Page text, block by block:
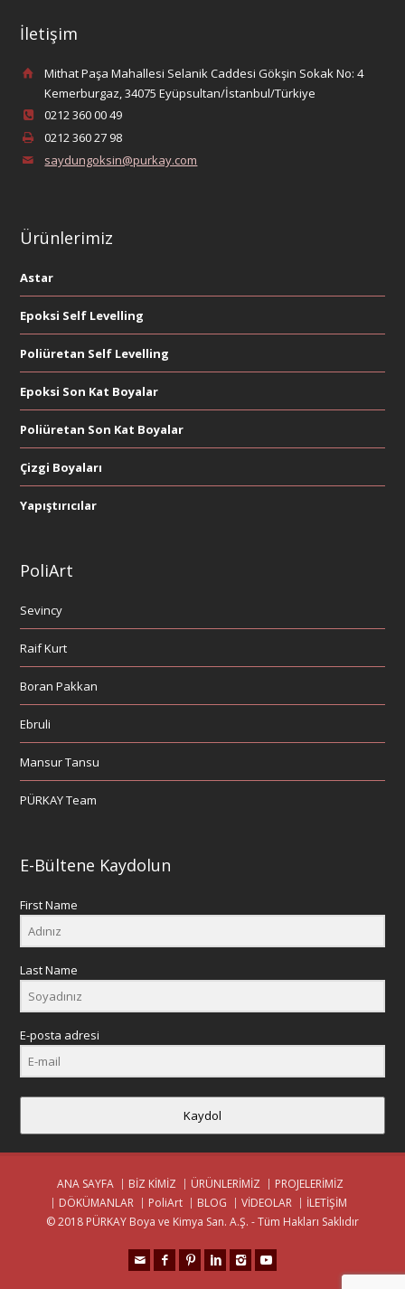
İletişim
Mithat Paşa Mahallesi Selanik Caddesi Gökşin Sokak No: 4
Kemerburgaz, 34075 Eyüpsultan/İstanbul/Türkiye
0212 360 00 49
0212 360 27 98
saydungoksin@purkay.com
Ürünlerimiz
Astar
Epoksi Self Levelling
Poliüretan Self Levelling
Epoksi Son Kat Boyalar
Poliüretan Son Kat Boyalar
Çizgi Boyaları
Yapıştırıcılar
PoliArt
Sevincy
Raif Kurt
Boran Pakkan
Ebruli
Mansur Tansu
PÜRKAY Team
E-Bültene Kaydolun
First Name
Last Name
E-posta adresi
Kaydol
ANA SAYFA BİZ KİMİZ ÜRÜNLERİMİZ
PROJELERİMİZ
DÖKÜMANLAR
PoliArt BLOG VİDEOLAR
İLETİŞİM
© 2018 PÜRKAY Boya ve Kimya San. A.Ş. - Tüm Hakları Saklıdır